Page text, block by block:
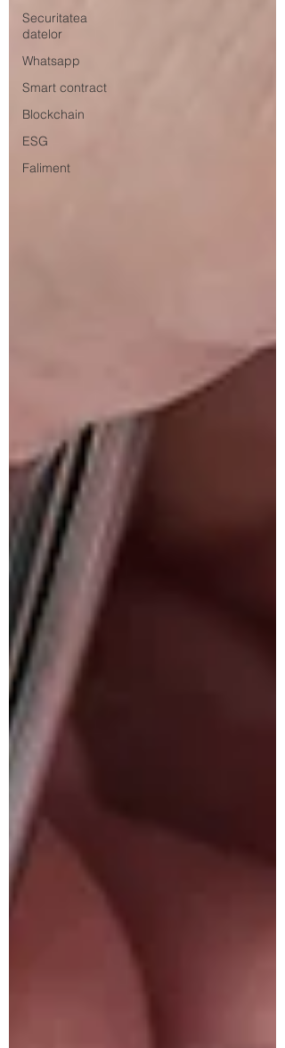
Securitatea
datelor
Whatsapp
Smart contract
Blockchain
ESG
Faliment